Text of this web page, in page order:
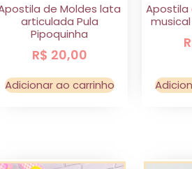
de Moldes lata
articulada Pula
Pipoquinha
R$ 20,00
Adicionar ao carrinho
Apostila
musical